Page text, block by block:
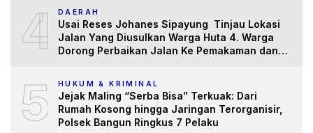
4 DAERAH
Usai Reses Johanes Sipayung Tinjau Lokasi
Jalan Yang Diusulkan Warga Huta 4. Warga
Dorong Perbaikan Jalan Ke Pemakaman dan
5 HUKUM & KRIMINAL
Jejak Maling “Serba Bisa” Terkuak: Dari
Rumah Kosong hingga Jaringan Terorganisir,
Polsek Bangun Ringkus 7 Pelaku